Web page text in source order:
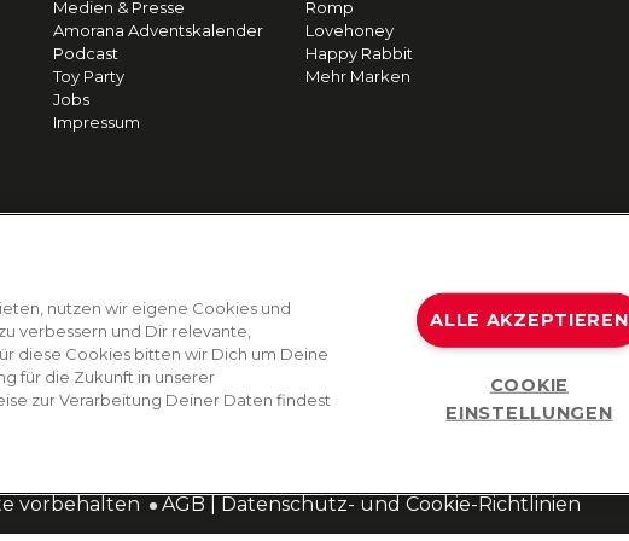
Medien & Presse
Amorana Adventskalender
Podcast
Toy Party
Jobs
Impressum
Romp
Lovehoney
Happy Rabbit
Mehr Marken
vorbehalten AGB Datenschutz- und Cookie-Richtlinien
nutzen wir eigene Cookies und
verbessern und Dir relevante,
diese Cookies bitten wir Dich um Deine
für die Zukunft in unserer
zur Verarbeitung Deiner Daten findest
ALLE AKZEPTIEREN
COOKIE
EINSTELLUNGEN